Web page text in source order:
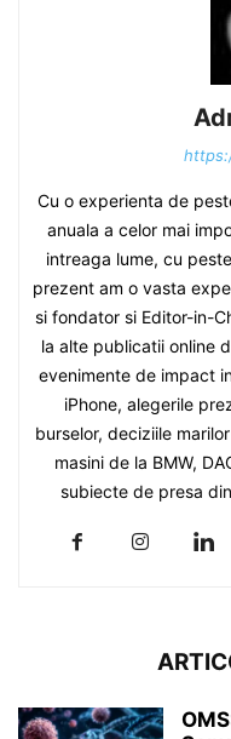
Cu o experienta de
anuala a celor mai
intreaga lume, cu
prezent am o vasta
si fondator si Editor-in-
la alte publicatii online
evenimente de impact
iPhone, alegerile
burselor, deciziile
masini de la BMW,
subiecte de presa